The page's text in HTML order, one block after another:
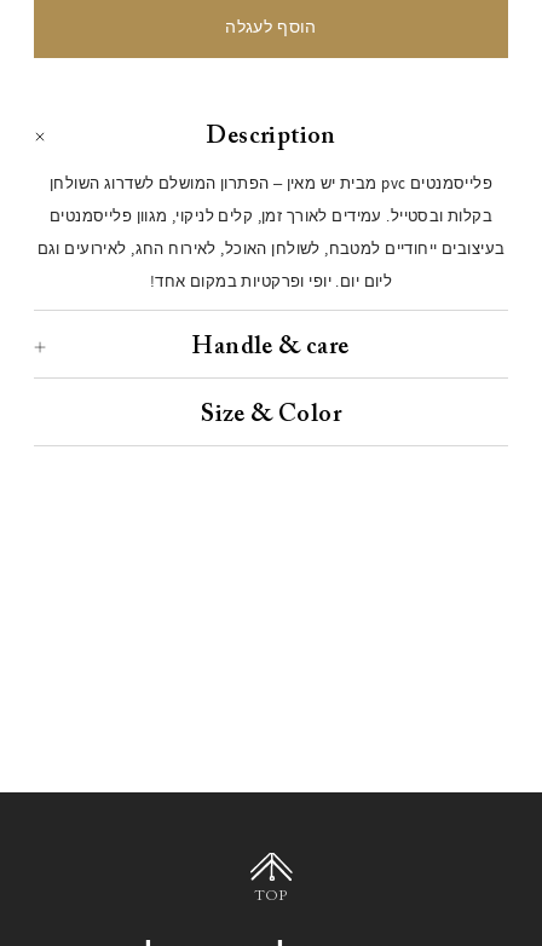
Description
פלייסמנטים pvc מבית יש מאין – הפתרון המושלם לשדרוג השולחן
בקלות ובסטייל. עמידים לאורך זמן, קלים לניקוי, מגוון פלייסמנטים
בעיצובים ייחודיים למטבח, לשולחן האוכל, לאירוח החג, לאירועים וגם
ליום יום. יופי ופרקטיות במקום אחד!
Handle & care
Size & Color
TOP